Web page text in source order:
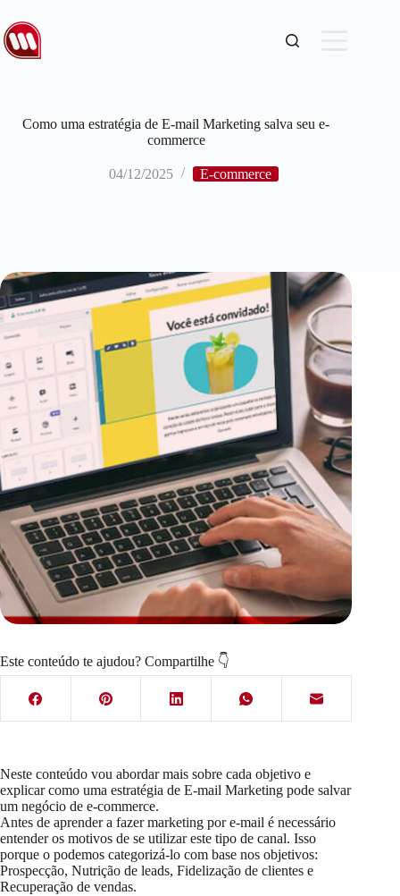
Como uma estratégia de E-mail Marketing salva seu e-
commerce
04/12/2025 E-commerce
Este conteúdo te ajudou? Compartilhe 👇
Neste conteúdo vou abordar mais sobre cada objetivo e
explicar como uma estratégia de E-mail Marketing pode salvar
um negócio de e-commerce.
Antes de aprender a fazer marketing por e-mail é necessário
entender os motivos de se utilizar este tipo de canal. Isso
porque o podemos categorizá-lo com base nos objetivos:
Prospecção, Nutrição de leads, Fidelização de clientes e
Recuperação de vendas.